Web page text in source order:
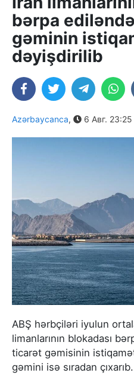
bərpa
gəminin
dəyişdirilib
Azərbaycanca, 6 Авг. 23:25
ABŞ hərbçiləri iyulun
limanlarının blokadası
ticarət gəmisinin
gəmini isə sıradan çıxarıb.